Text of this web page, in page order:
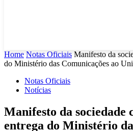
Home Notas Oficiais Manifesto da
do Ministério das Comunicações ao
Notas Oficiais
Notícias
Manifesto da sociedade
entrega do Ministério